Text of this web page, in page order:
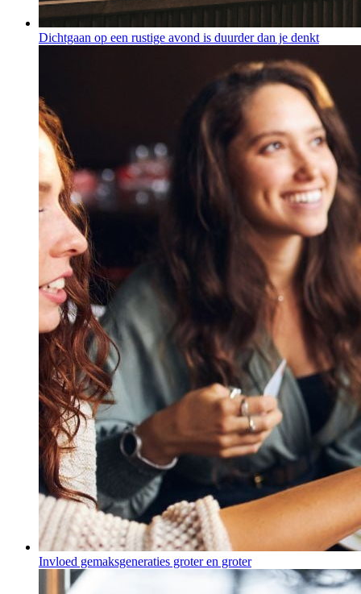
Dichtgaan op een rustige avond is duurder dan je denkt
Invloed gemaksgeneraties groter en groter